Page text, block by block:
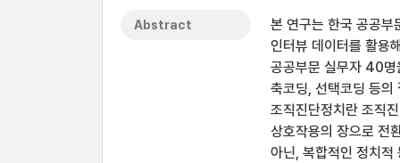
Abstract
본 연구는 한국 공공부
인터뷰 데이터를 활용
공공부문 실무자 40명
축코딩, 선택코딩 등의
조직진단정치란 조직
상호작용의 장으로 전
아닌, 복합적인 정치적